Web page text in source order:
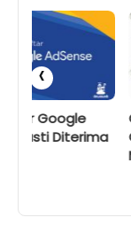
Cara
Gratis dan
Menghasilkan
‹